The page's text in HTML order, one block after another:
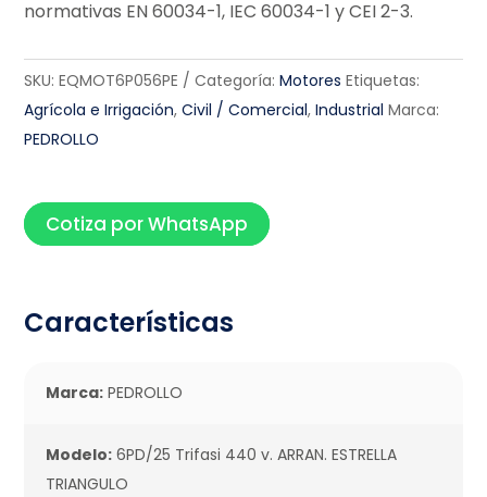
normativas EN 60034-1, IEC 60034-1 y CEI 2-3.
SKU: EQMOT6P056PE Categoría: Motores Etiquetas:
Agrícola e Irrigación,Civil / Comercial,Industrial Marca:
PEDROLLO
Cotiza por WhatsApp
Características
Marca: PEDROLLO
Modelo: 6PD/25 Trifasi 440 v. ARRAN. ESTRELLA
TRIANGULO